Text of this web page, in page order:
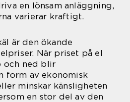
en lönsam anläggning,
varierar kraftigt.
är den ökande
När priset på el
och ned blir
form av ekonomisk
minskar känsligheten
en stor del av den